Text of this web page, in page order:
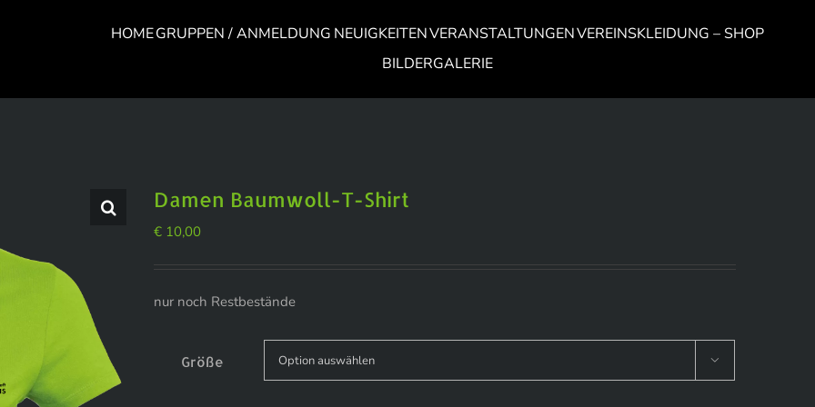
HOMEGRUPPEN / ANMELDUNG NEUIGKEITENVERANSTALTUNGENVEREINSKLEIDUNG – SHOP
BILDERGALERIE
Damen Baumwoll-T-Shirt
€ 10,00
nur noch Restbestände
Größe 